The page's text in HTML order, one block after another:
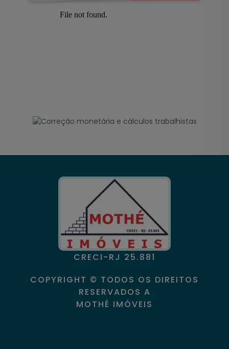
CRECI-RJ 25.881
COPYRIGHT © TODOS OS DIREITOS
RESERVADOS A
MOTHÉ IMÓVEIS